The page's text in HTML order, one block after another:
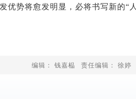
优势将愈发明显，必将书写新的“人
编辑： 钱嘉榀 责任编辑： 徐婷